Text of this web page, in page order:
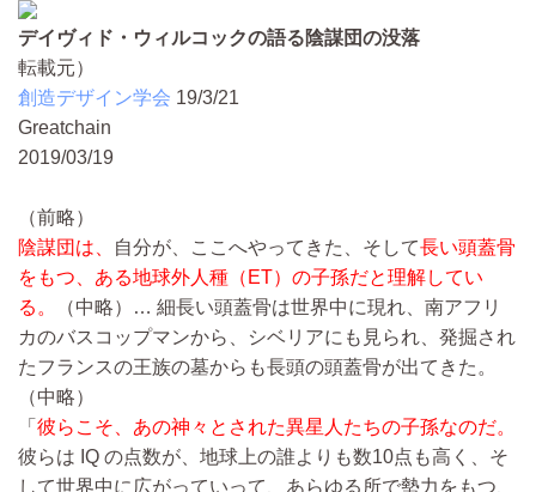
デイヴィド・ウィルコックの語る陰謀団の没落
転載元）
創造デザイン学会 19/3/21
Greatchain
2019/03/19
（前略）
陰謀団は、
自分が、ここへやってきた、そして長い頭蓋骨
をもつ、ある地球外人種（ET）の子孫だと理解してい
る。
（中略）… 細長い頭蓋骨は世界中に現れ、南アフリ
カのバスコップマンから、シベリアにも見られ、発掘され
たフランスの王族の墓からも長頭の頭蓋骨が出てきた。
（中略）
「 彼らこそ、あの神々とされた異星人たちの子孫なのだ。
彼らは IQ の点数が、地球上の誰よりも数10点も高く、そ
して世界中に広がっていって、あらゆる所で勢力をもつ、